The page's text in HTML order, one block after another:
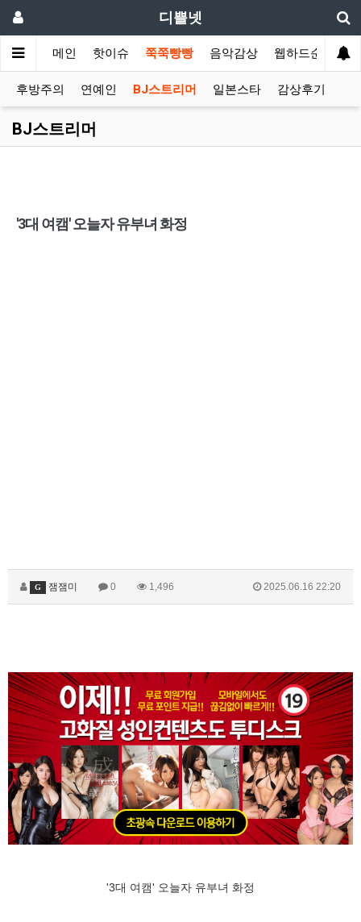
디쁠넷
메인 핫이슈 쭉쭉빵빵 음악감상 웹하드순위
후방주의 연예인 BJ스트리머 일본스타 감상후기
BJ스트리머
'3대 여캠' 오늘자 유부녀 화정
G 잼잼미 0 1,496 2025.06.16 22:20
'3대 여캠' 오늘자 유부녀 화정